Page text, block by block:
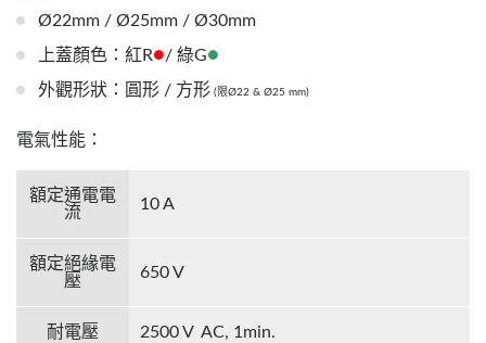
Ø22mm / Ø25mm / Ø30mm
上蓋顏色：紅R●/ 綠G●
外觀形狀：圓形 / 方形 (限Ø22 & Ø25 mm)
電氣性能：
額定通電電
流
10 A
額定絕緣電
壓
650 V
耐電壓 2500 V AC, 1min.